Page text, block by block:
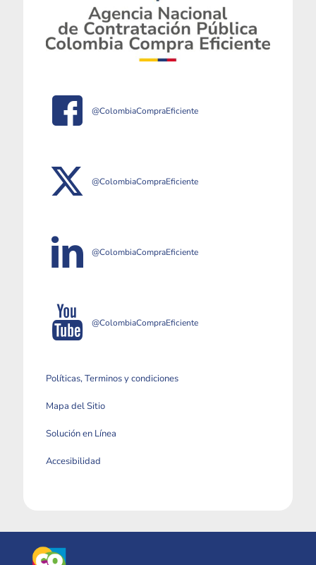
@ColombiaCompraEficiente
@ColombiaCompraEficiente
@ColombiaCompraEficiente
@ColombiaCompraEficiente
Políticas, Terminos y condiciones
Mapa del Sitio
Solución en Línea
Accesibilidad